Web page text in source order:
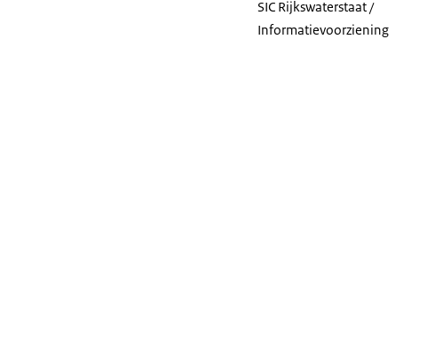
SIC Rijkswaterstaat /
Informatievoorziening